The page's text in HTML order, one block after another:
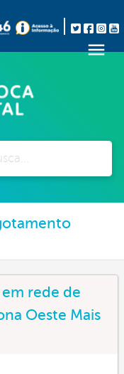
rede de
Oeste Mais